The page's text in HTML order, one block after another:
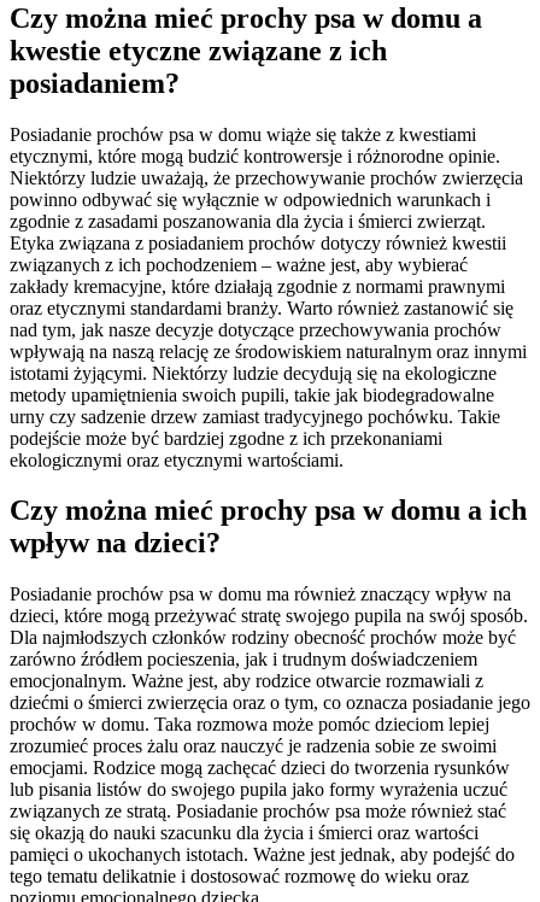
Czy można mieć prochy psa w domu a
kwestie etyczne związane z ich
posiadaniem?
Posiadanie prochów psa w domu wiąże się także z kwestiami
etycznymi, które mogą budzić kontrowersje i różnorodne opinie.
Niektórzy ludzie uważają, że przechowywanie prochów zwierzęcia
powinno odbywać się wyłącznie w odpowiednich warunkach i
zgodnie z zasadami poszanowania dla życia i śmierci zwierząt.
Etyka związana z posiadaniem prochów dotyczy również kwestii
związanych z ich pochodzeniem – ważne jest, aby wybierać
zakłady kremacyjne, które działają zgodnie z normami prawnymi
oraz etycznymi standardami branży. Warto również zastanowić się
nad tym, jak nasze decyzje dotyczące przechowywania prochów
wpływają na naszą relację ze środowiskiem naturalnym oraz innymi
istotami żyjącymi. Niektórzy ludzie decydują się na ekologiczne
metody upamiętnienia swoich pupili, takie jak biodegradowalne
urny czy sadzenie drzew zamiast tradycyjnego pochówku. Takie
podejście może być bardziej zgodne z ich przekonaniami
ekologicznymi oraz etycznymi wartościami.
Czy można mieć prochy psa w domu a ich
wpływ na dzieci?
Posiadanie prochów psa w domu ma również znaczący wpływ na
dzieci, które mogą przeżywać stratę swojego pupila na swój sposób.
Dla najmłodszych członków rodziny obecność prochów może być
zarówno źródłem pocieszenia, jak i trudnym doświadczeniem
emocjonalnym. Ważne jest, aby rodzice otwarcie rozmawiali z
dziećmi o śmierci zwierzęcia oraz o tym, co oznacza posiadanie jego
prochów w domu. Taka rozmowa może pomóc dzieciom lepiej
zrozumieć proces żalu oraz nauczyć je radzenia sobie ze swoimi
emocjami. Rodzice mogą zachęcać dzieci do tworzenia rysunków
lub pisania listów do swojego pupila jako formy wyrażenia uczuć
związanych ze stratą. Posiadanie prochów psa może również stać
się okazją do nauki szacunku dla życia i śmierci oraz wartości
pamięci o ukochanych istotach. Ważne jest jednak, aby podejść do
tego tematu delikatnie i dostosować rozmowę do wieku oraz